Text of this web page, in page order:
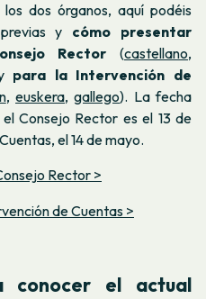
dos órganos, aquí podéis
y cómo presentar
Rector (castellano,
para la Intervención de
,euskera,gallego). La fecha
Consejo Rector es el 13 de
el 14 de mayo.
Rector >
de Cuentas >
conocer el actual